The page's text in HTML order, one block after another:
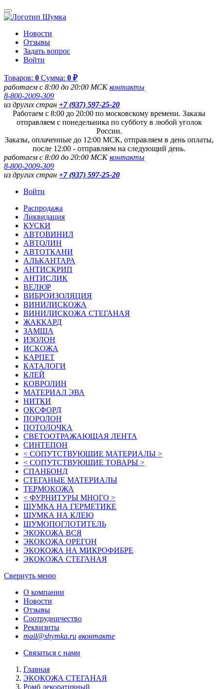
Новости
Отзывы
Задать вопрос
Войти
Товаров: 0 Сумма: 0 ₽
работаем с 8:00 до 20:00 МСКконтакты
8-800-2009-309
из других стран +7 (937) 597-25-20
Работаем с 8:00 до 20:00 по московскому времени. Заказы
отправляем с понедельника по субботу в любой уголок
России.
Заказы, оплаченные до 12:00 МСК, отправляем в день оплаты,
после 12:00 - отправляем на следующий день.
работаем с 8:00 до 20:00 МСКконтакты
8-800-2009-309
из других стран +7 (937) 597-25-20
Войти
Распродажа
Ликвидация
КУСКИ
АВТОВИНИЛ
АВТОЛИН
АВТОТКАНИ
АЛЬКАНТАРА
АНТИСКРИП
АНТИСЛИК
ВЕЛЮР
ВИБРОИЗОЛЯЦИЯ
ВИНИЛИСКОЖА
ВИНИЛИСКОЖА СТЕГАНАЯ
ЖАККАРД
ЗАМША
ИЗОЛОН
ИСКОЖА
КАРПЕТ
КАТАЛОГИ
КЛЕЙ
КОВРОЛИН
МАТЕРИАЛ ЭВА
НИТКИ
ОКСФОРД
ПОРОЛОН
ПОТОЛОЧКА
СВЕТООТРАЖАЮЩАЯ ЛЕНТА
СИНТЕПОН
< СОПУТСТВУЮЩИЕ МАТЕРИАЛЫ >
< СОПУТСТВУЮЩИЕ ТОВАРЫ >
СПАНБОНД
СТЕГАНЫЕ МАТЕРИАЛЫ
ТЕРМОКОЖА
< ФУРНИТУРЫ МНОГО >
ШУМКА НА ГЕРМЕТИКЕ
ШУМКА НА КЛЕЮ
ШУМОПОГЛОТИТЕЛЬ
ЭКОКОЖА ВСЯ
ЭКОКОЖА ОРЕГОН
ЭКОКОЖА НА МИКРОФИБРЕ
ЭКОКОЖА СТЕГАНАЯ
Свернуть меню
О компании
Новости
Отзывы
Соотрудничество
Реквизиты
mail@shymka.ru вконтакте
Связаться с нами
Главная
ЭКОКОЖА СТЕГАНАЯ
Ромб декоративный